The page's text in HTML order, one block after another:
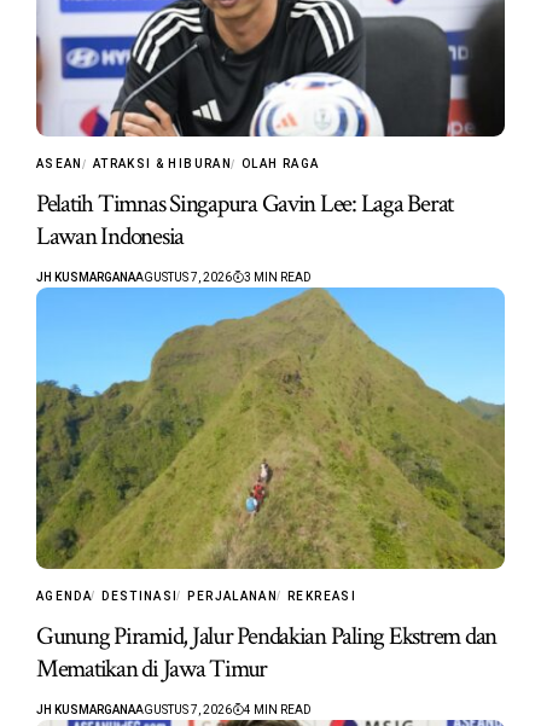
ASEAN ATRAKSI & HIBURAN OLAH RAGA
Pelatih Timnas Singapura Gavin Lee: Laga Berat
Lawan Indonesia
JH KUSMARGANAAGUSTUS 7, 2026 3 MIN READ
AGENDA DESTINASI PERJALANAN REKREASI
Gunung Piramid, Jalur Pendakian Paling Ekstrem dan
Mematikan di Jawa Timur
JH KUSMARGANAAGUSTUS 7, 2026 4 MIN READ